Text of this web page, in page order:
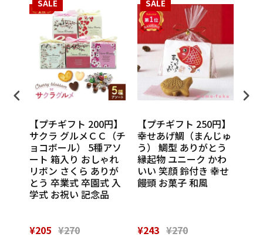
SALE
【プチギフト 200円】
サクラ グルメＣＣ（チ
ョコボール） 5種アソ
ート 箱入り おしゃれ
リボン さくら ありが
とう 卒業式 卒園式 入
学式 お祝い 記念品
¥205 ¥270
SALE
【プチギフト 250円】
幸せあげ鯛（まんじゅ
う） 鯛型 ありがとう
縁起物 ユニーク かわ
いい 笑顔 鈴付き 幸せ
饅頭 お菓子 和風
¥243 ¥270